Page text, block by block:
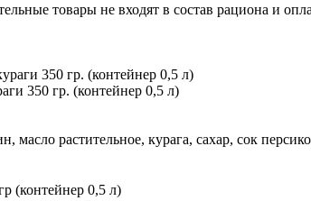
товары не входят в состав рациона и
350 гр. (контейнер 0,5 л)
масло растительное, курага, сахар, сок